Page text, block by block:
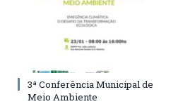
3ª Conferência Municipal de
Meio Ambiente